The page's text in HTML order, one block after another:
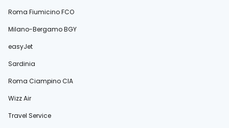
Roma Fiumicino FCO
Milano-Bergamo BGY
easyJet
Sardinia
Roma Ciampino CIA
Wizz Air
Travel Service